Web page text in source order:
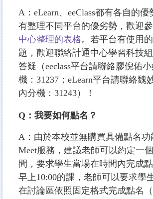
A：eLearn、eeClass都有各自的
有整理不同平台的優劣勢，歡迎
中心整理的表格。若平台有使用
題，歡迎聯絡計通中心學習科技
答疑（eeclass平台請聯絡廖倪佑
機：31237；eLearn平台請聯絡魏
內分機：31243）！
Q：我要如何點名？
A：由於本校並無購買具備點名功
Meet服務，建議老師可以約定一
間，要求學生當場在時間內完成點
早上10:00的課，老師可以要求學
在討論區依照固定格式完成點名（